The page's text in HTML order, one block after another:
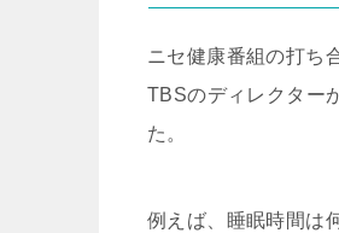
ニセ健康番組の打ち
TBSのディレクター
た。
例えば、睡眠時間は